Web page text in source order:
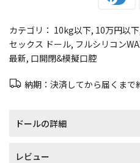
カテゴリ： 10kg以下 10万円以下
セックス ドール フルシリコン
最新 口開閉&模擬口腔
納期：決済してから届くまで
ドールの詳細
レビュー